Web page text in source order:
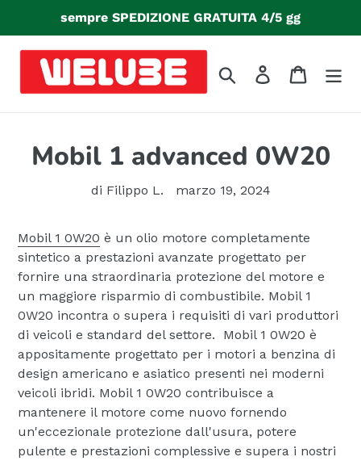
direttamente
contenuti
sempre SPEDIZIONE GRATUITA 4/5 gg
Cerca Accedi Carrello
Mobil 1 advanced 0W20
di Filippo L. marzo 19, 2024
Mobil 1 0W20 è un olio motore completamente
sintetico a prestazioni avanzate progettato per
fornire una straordinaria protezione del motore e
un maggiore risparmio di combustibile. Mobil 1
0W20 incontra o supera i requisiti di vari produttori
di veicoli e standard del settore. Mobil 1 0W20 è
appositamente progettato per i motori a benzina di
design americano e asiatico presenti nei moderni
veicoli ibridi. Mobil 1 0W20 contribuisce a
mantenere il motore come nuovo fornendo
un'eccezionale protezione dall'usura, potere
pulente e prestazioni complessive e supera i nostri